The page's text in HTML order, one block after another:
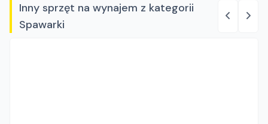
Inny sprzęt na wynajem z kategorii
Spawarki